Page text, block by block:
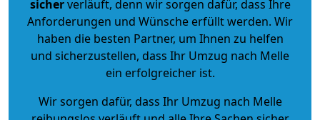
sicherverläuft, denn wir sorgen dafür, dass Ihre
Anforderungen und Wünsche erfüllt werden. Wir
haben die besten Partner, um Ihnen zu helfen
und sicherzustellen, dass Ihr Umzug nach Melle
ein erfolgreicher ist.
Wir sorgen dafür, dass Ihr Umzug nach Melle